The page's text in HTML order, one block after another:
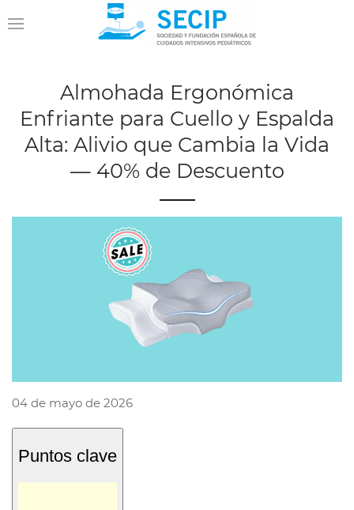
Almohada Ergonómica
Enfriante para Cuello y Espalda
Alta: Alivio que Cambia la Vida
— 40% de Descuento
04 de mayo de 2026
Puntos clave